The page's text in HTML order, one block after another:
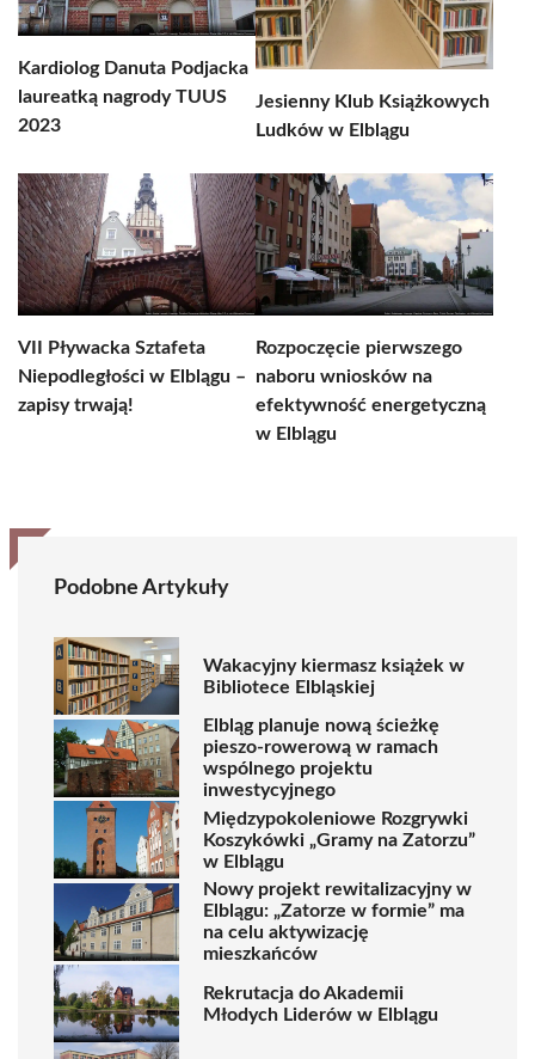
Kardiolog Danuta Podjacka
laureatką nagrody TUUS
2023
Jesienny Klub Książkowych
Ludków w Elblągu
VII Pływacka Sztafeta
Niepodległości w Elblągu –
zapisy trwają!
Rozpoczęcie pierwszego
naboru wniosków na
efektywność energetyczną
w Elblągu
Podobne Artykuły
Wakacyjny kiermasz książek w
Bibliotece Elbląskiej
Elbląg planuje nową ścieżkę
pieszo-rowerową w ramach
wspólnego projektu
inwestycyjnego
Międzypokoleniowe Rozgrywki
Koszykówki „Gramy na Zatorzu”
w Elblągu
Nowy projekt rewitalizacyjny w
Elblągu: „Zatorze w formie” ma
na celu aktywizację
mieszkańców
Rekrutacja do Akademii
Młodych Liderów w Elblągu